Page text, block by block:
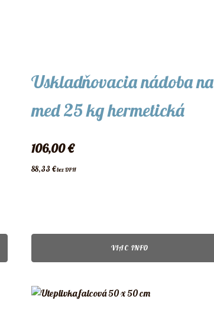
Uskladňovacia nádoba na
med 25 kg hermetická
106,00€
88,33€bez DPH
VIAC INFO